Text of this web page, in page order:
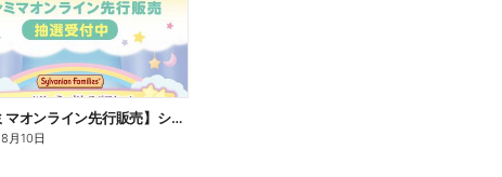
【ファミマオンライン先行販売】シルバニアファミリー
8月10日